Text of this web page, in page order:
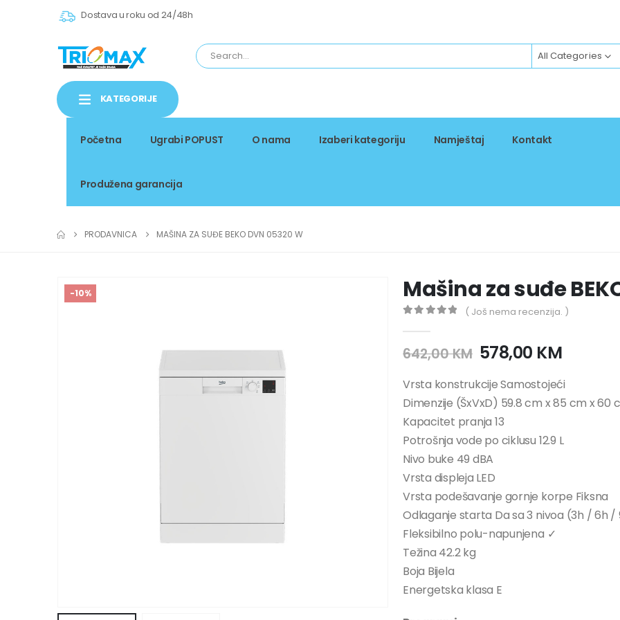
Dostava u roku od 24/48h
All Categories
KATEGORIJE
Početna Ugrabi POPUST O nama Izaberi kategoriju Namještaj Kontakt
Produžena garancija
PRODAVNICA MAŠINA ZA SUĐE BEKO DVN 05320 W
-10% Mašina za suđe
( Još nema recenzija. )
642,00KM 578,00 KM
Vrsta konstrukcije Samostojeći
Dimenzije (ŠxVxD) 59.8 cm x 85 cm x 60
Kapacitet pranja 13
Potrošnja vode po ciklusu 12.9 L
Nivo buke 49 dBA
Vrsta displeja LED
Vrsta podešavanje gornje korpe Fiksna
Odlaganje starta Da sa 3 nivoa (3h / 6h /
Fleksibilno polu-napunjena ✓
Težina 42.2 kg
Boja Bijela
Energetska klasa E